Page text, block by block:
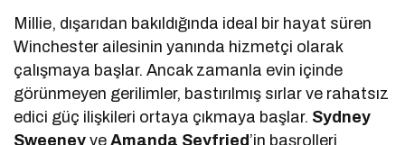
Millie, dışarıdan bakıldığında ideal bir hayat süren
Winchester ailesinin yanında hizmetçi olarak
çalışmaya başlar. Ancak zamanla evin içinde
görünmeyen gerilimler, bastırılmış sırlar ve rahatsız
edici güç ilişkileri ortaya çıkmaya başlar. Sydney
Sweeney veAmanda Seyfried’in başrolleri